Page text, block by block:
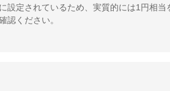
設定されているため、実質的には1円相
認ください。